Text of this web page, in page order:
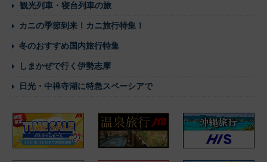
観光列車・寝台列車の旅
カニの季節到来！カニ旅行特集！
冬のおすすめ国内旅行特集
しまかぜで行く伊勢志摩
日光・中禅寺湖に特急スペーシアで